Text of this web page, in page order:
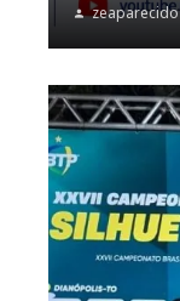
zeaparecido